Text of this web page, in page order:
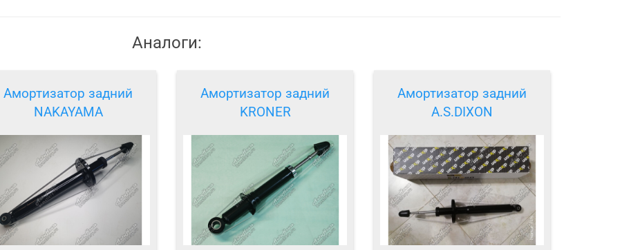
Аналоги:
Амортизатор задний
NAKAYAMA
Амортизатор задний
KRONER
Амортизатор задний
A.S.DIXON